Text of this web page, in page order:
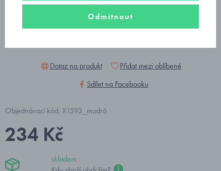
Dotaz na produkt
Přidat mezi oblíbené
Sdílet na Facebooku
Objednávací kód: X1593_modrá
234 Kč
skladem
Odmítnout